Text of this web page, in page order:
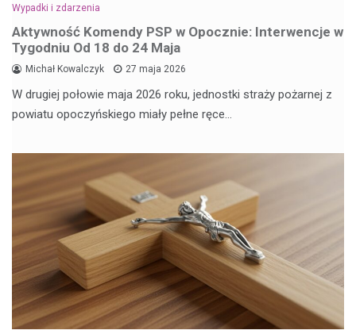
Wypadki i zdarzenia
Aktywność Komendy PSP w Opocznie: Interwencje w
Tygodniu Od 18 do 24 Maja
Michał Kowalczyk 27 maja 2026
W drugiej połowie maja 2026 roku, jednostki straży pożarnej z
powiatu opoczyńskiego miały pełne ręce…